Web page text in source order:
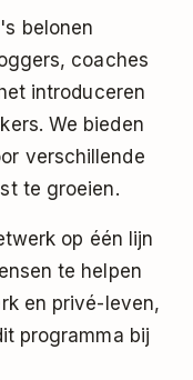
belonen
coaches
introduceren
We bieden
verschillende
te groeien.
op één lijn
te helpen
en privé-leven,
programma bij